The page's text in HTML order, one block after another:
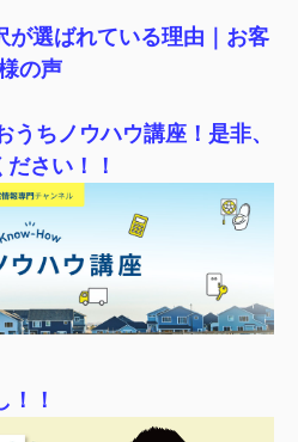
選ばれている理由｜ お客
の声
うちノウハウ講座！是非、
ださい！！
！！